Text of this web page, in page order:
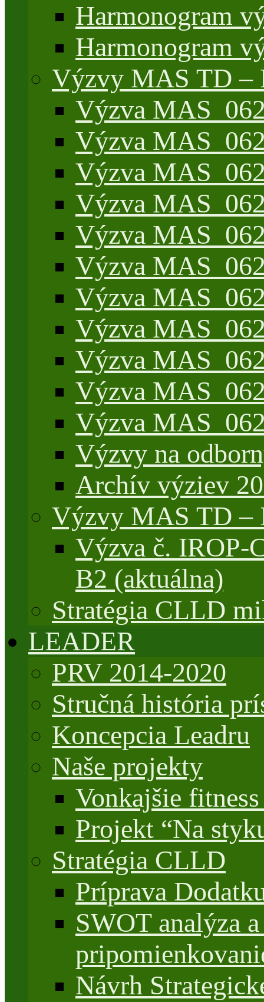
Harmonogram
Harmonogram
Výzvy MAS TD –
Výzva
Výzva
Výzva
Výzva
Výzva
Výzva
Výzva
Výzva
Výzva
Výzva
Výzva
Výzvy na
Archív výziev
Výzvy MAS TD –
Výzva č. IROP-
B2 (aktuálna)
Stratégia CLLD
LEADER
PRV 2014-2020
Stručná história
Koncepcia Leadru
Naše projekty
Vonkajšie
Projekt “Na
Stratégia CLLD
Príprava
SWOT analýza
Návrh